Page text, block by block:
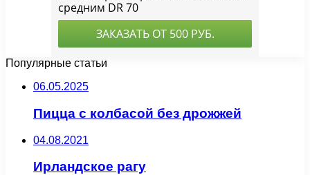
Популярные статьи
06.05.2025
Пицца с колбасой без дрожжей
04.08.2021
Ирландское рагу